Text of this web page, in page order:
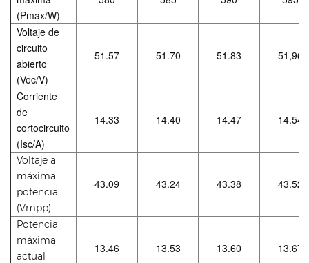
(Pmax/W)
Voltaje de
circuito
abierto
(Voc/V)
51.57 51.70 51.83 51,96
Corriente
de
cortocircuito
(Isc/A)
14.33 14.40 14.47 14.54
Voltaje a
máxima
potencia
(Vmpp)
43.09 43.24 43.38 43.52
Potencia
máxima
actual
13.46 13.53 13.60 13.67